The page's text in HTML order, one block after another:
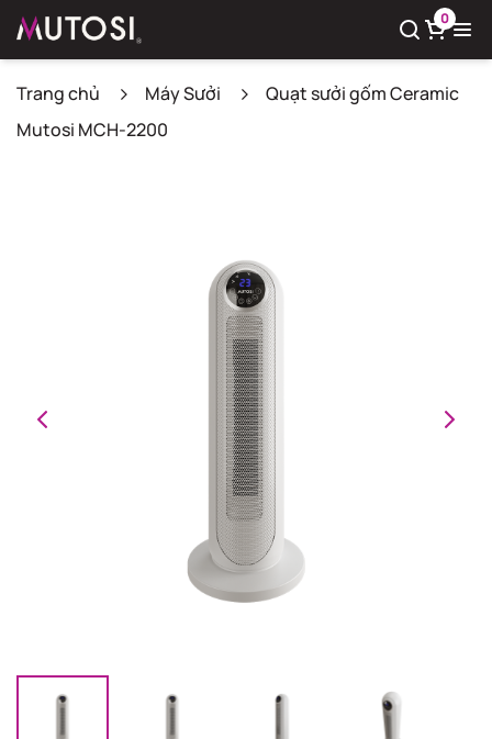
0
Trang chủ Máy Sưởi
Quạt sưởi gốm Ceramic
Mutosi MCH-2200